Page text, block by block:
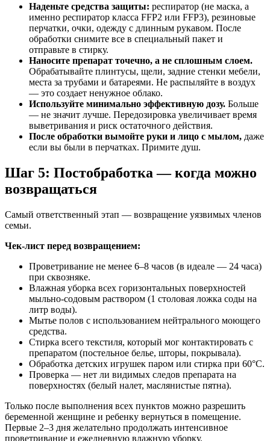
Наденьте средства защиты: респиратор (не маска, а
именно респиратор класса FFP2 или FFP3), резиновые
перчатки, очки, одежду с длинным рукавом. После
обработки снимите все в специальный пакет и
отправьте в стирку.
Наносите препарат точечно, а не сплошным слоем.
Обрабатывайте плинтусы, щели, задние стенки мебели,
места за трубами и батареями. Не распыляйте в воздух
— это создает ненужное облако.
Используйте минимально эффективную дозу. Больше
— не значит лучше. Передозировка увеличивает время
выветривания и риск остаточного действия.
После обработки вымойте руки и лицо с мылом, даже
если вы были в перчатках. Примите душ.
Шаг 5: Постобработка — когда можно
возвращаться
Самый ответственный этап — возвращение уязвимых членов
семьи.
Чек-лист перед возвращением:
Проветривание не менее 6–8 часов (в идеале — 24 часа)
при сквозняке.
Влажная уборка всех горизонтальных поверхностей
мыльно-содовым раствором (1 столовая ложка соды на
литр воды).
Мытье полов с использованием нейтрального моющего
средства.
Стирка всего текстиля, который мог контактировать с
препаратом (постельное белье, шторы, покрывала).
Обработка детских игрушек паром или стирка при 60°C.
Проверка — нет ли видимых следов препарата на
поверхностях (белый налет, маслянистые пятна).
Только после выполнения всех пунктов можно разрешить
беременной женщине и ребенку вернуться в помещение.
Первые 2–3 дня желательно продолжать интенсивное
проветривание и ежедневную влажную уборку.